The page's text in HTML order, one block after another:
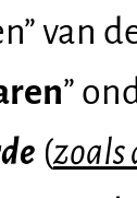
van
”
(zoals